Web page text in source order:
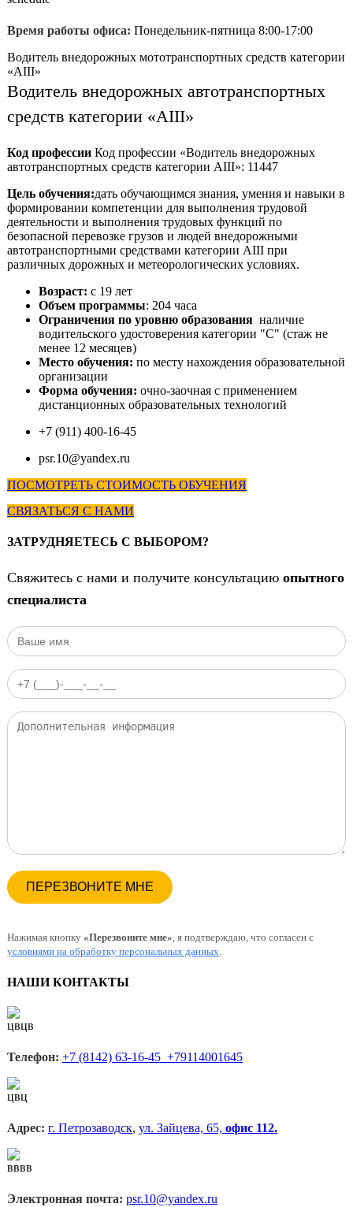
Время работы офиса: Понедельник-пятница 8:00-17:00
Водитель внедорожных мототранспортных средств категории
«АIII»
Водитель внедорожных автотранспортных
средств категории «АIII»
Код профессии Код профессии «Водитель внедорожных
автотранспортных средств категории AIII»: 11447
Цель обучения:дать обучающимся знания, умения и навыки в
формировании компетенции для выполнения трудовой
деятельности и выполнения трудовых функций по
безопасной перевозке грузов и людей внедорожными
автотранспортными средствами категории AIII при
различных дорожных и метеорологических условиях.
Возраст: с 19 лет
Объем программы: 204 часа
Ограничения по уровню образования наличие
водительского удостоверения категории "С" (стаж не
менее 12 месяцев)
Место обучения: по месту нахождения образовательной
организации
Форма обучения: очно-заочная с применением
дистанционных образовательных технологий
+7 (911) 400-16-45
psr.10@yandex.ru
ПОСМОТРЕТЬ СТОИМОСТЬ ОБУЧЕНИЯ
СВЯЗАТЬСЯ С НАМИ
ЗАТРУДНЯЕТЕСЬ С ВЫБОРОМ?
Свяжитесь с нами и получите консультацию опытного
специалиста
Нажимая кнопку «Перезвоните мне» , я подтверждаю, что согласен с
условиями на обработку персональных данных
НАШИ КОНТАКТЫ
Телефон: +7 (8142) 63-16-45 +79114001645
Адрес: г. Петрозаводск, ул. Зайцева, 65, офис 112.
Электронная почта: psr.10@yandex.ru